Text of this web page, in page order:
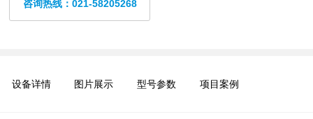
咨询热线：021-58205268
设备详情 图片展示 型号参数 项目案例